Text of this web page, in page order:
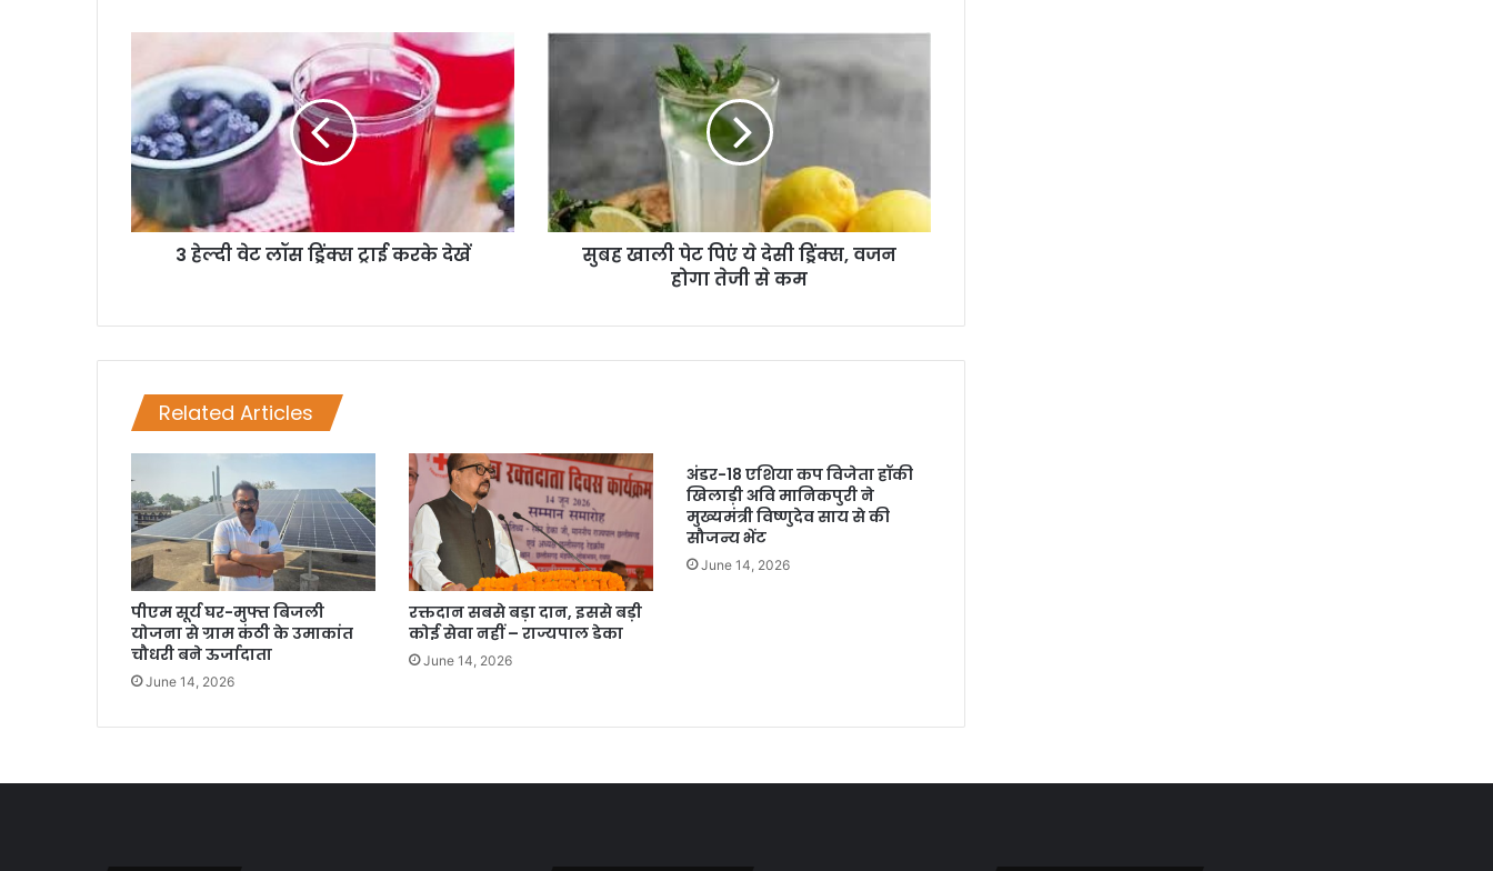
3 हेल्दी वेट लॉस ड्रिंक्स ट्राई करके देखें
सुबह खाली पेट पिएं ये देसी ड्रिंक्स, वजन
होगा तेजी से कम
Related Articles
पीएम सूर्य घर-मुफ्त बिजली
योजना से ग्राम कंठी के उमाकांत
चौधरी बने ऊर्जादाता
June 14, 2026
रक्तदान सबसे बड़ा दान, इससे बड़ी
कोई सेवा नहीं – राज्यपाल डेका
June 14, 2026
अंडर-18 एशिया कप विजेता हॉकी
खिलाड़ी अवि मानिकपुरी ने
मुख्यमंत्री विष्णुदेव साय से की
सौजन्य भेंट
June 14, 2026